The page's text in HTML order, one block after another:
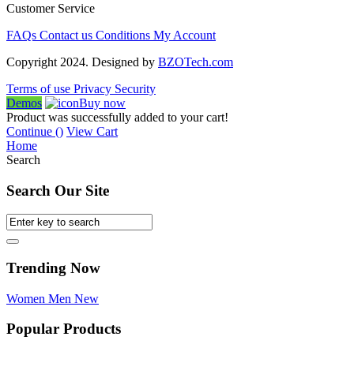
Customer Service
FAQs Contact us Conditions My Account
Copyright 2024. Designed by BZOTech.com
Terms of use Privacy Security
Demos
Buy now
Product was successfully added to your cart!
Continue () View Cart
Home
Search
Search Our Site
Trending Now
Women Men New
Popular Products